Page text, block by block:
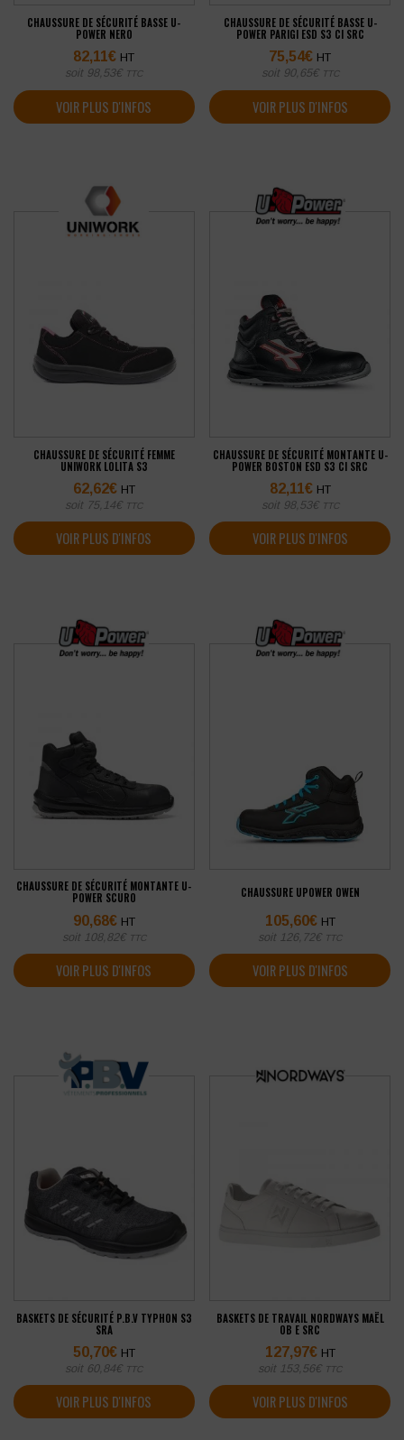
CHAUSSURE DE SÉCURITÉ BASSE U-
POWER NERO
82,11€ HT
soit 98,53€ TTC
VOIR PLUS D'INFOS
CHAUSSURE DE SÉCURITÉ BASSE U-
POWER PARIGI ESD S3 CI SRC
75,54€ HT
soit 90,65€ TTC
VOIR PLUS D'INFOS
CHAUSSURE DE SÉCURITÉ FEMME
UNIWORK LOLITA S3
62,62€ HT
soit 75,14€ TTC
VOIR PLUS D'INFOS
CHAUSSURE DE SÉCURITÉ MONTANTE U-
POWER BOSTON ESD S3 CI SRC
82,11€ HT
soit 98,53€ TTC
VOIR PLUS D'INFOS
CHAUSSURE DE SÉCURITÉ MONTANTE U-
POWER SCURO
90,68€ HT
soit 108,82€ TTC
VOIR PLUS D'INFOS
CHAUSSURE UPOWER OWEN
105,60€ HT
soit 126,72€ TTC
VOIR PLUS D'INFOS
BASKETS DE SÉCURITÉ P.B.V TYPHON S3
SRA
50,70€ HT
soit 60,84€ TTC
VOIR PLUS D'INFOS
BASKETS DE TRAVAIL NORDWAYS MAËL
OB E SRC
127,97€ HT
soit 153,56€ TTC
VOIR PLUS D'INFOS